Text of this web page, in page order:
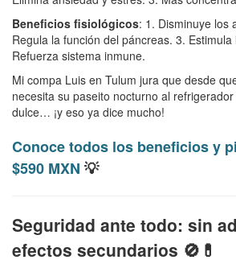
Beneficios fisiológicos: 1. Disminuye los
Regula la función del páncreas. 3.
Refuerza sistema inmune.
Mi compa Luis en Tulum jura que desde
necesita su paseito nocturno al
dulce… ¡y eso ya dice mucho!
Conoce todos los beneficios y
$590 MXN 💡
Seguridad ante todo: sin
efectos secundarios 🚫💊